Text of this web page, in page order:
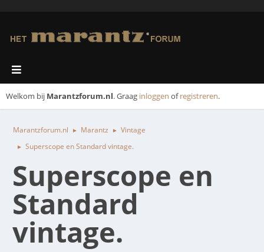
Welkom bij Marantzforum.nl. Graag inloggen ofregistreren.
Marantzforum.nl ► Marantz ► Vintage
► Superscope en Standard vintage.
Superscope en
Standard
vintage.